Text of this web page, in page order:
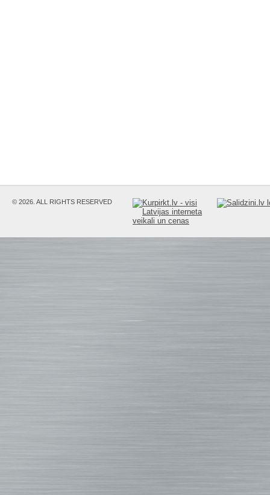
© 2026. ALL RIGHTS RESERVED